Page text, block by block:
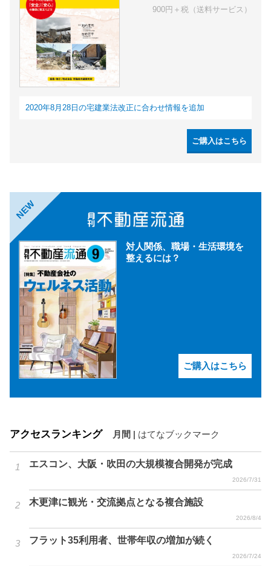
900円＋税（送料サービス）
2020年8月28日の宅建業法改正に合わせ情報を追加
ご購入はこちら
NEW
対人関係、職場・生活環境を
整えるには？
ご購入はこちら
アクセスランキング 月間 はてなブックマーク
エスコン、大阪・吹田の大規模複合開発が完成
2026/7/31
木更津に観光・交流拠点となる複合施設
2026/8/4
フラット35利用者、世帯年収の増加が続く
2026/7/24